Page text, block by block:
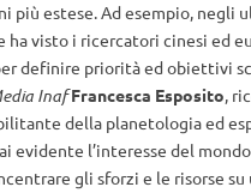
più estese. Ad esempio, negli
visto i ricercatori cinesi ed
definire priorità ed obiettivi
InafFrancesca Esposito,
della planetologia ed
evidente l’interesse del
gli sforzi e le risorse